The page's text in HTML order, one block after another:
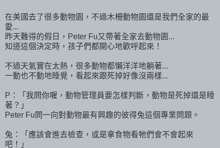
在美國去了很多動物園，不過木柵動物園還是我們全家的最
愛...
昨天難得的假日，Peter Fu又帶著全家去動物園...
知道這個決定時，孩子們都開心地歡呼起來！
不過天氣實在太熱，很多動物都懶洋洋地躺著...
一動也不動地睡覺，看起來跟死掉好像沒兩樣...
P：「我問你喔，動物管理員要怎樣判斷，動物是死掉還是睡
著？」
Peter Fu問一向對動物最有興趣的彼得兔這個專業問題。
兔：「應該會進去檢查，或是拿食物看牠們會不會起來
吧！」